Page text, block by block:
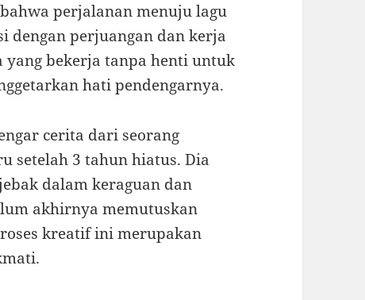
perjalanan menuju lagu
dengan perjuangan dan kerja
yang bekerja tanpa henti untuk
hati pendengarnya.
cerita dari seorang
setelah 3 tahun hiatus. Dia
dalam keraguan dan
akhirnya memutuskan
kreatif ini merupakan